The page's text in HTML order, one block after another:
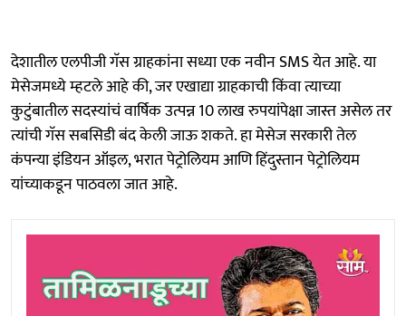
देशातील एलपीजी गॅस ग्राहकांना सध्या एक नवीन SMS येत आहे. या
मेसेजमध्ये म्हटले आहे की, जर एखाद्या ग्राहकाची किंवा त्याच्या
कुटुंबातील सदस्यांचं वार्षिक उत्पन्न 10 लाख रुपयांपेक्षा जास्त असेल तर
त्यांची गॅस सबसिडी बंद केली जाऊ शकते. हा मेसेज सरकारी तेल
कंपन्या इंडियन ऑइल, भरात पेट्रोलियम आणि हिंदुस्तान पेट्रोलियम
यांच्याकडून पाठवला जात आहे.